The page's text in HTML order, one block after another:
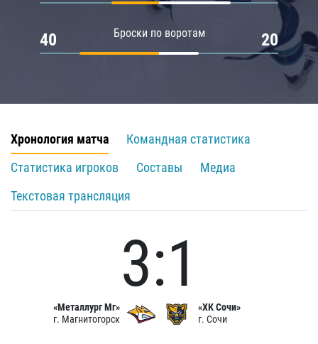
Броски по воротам
40 20
Хронология матча
Командная статистика
Статистика игроков
Составы
Медиа
Текстовая трансляция
«Металлург Мг»
г. Магнитогорск
3:1
«ХК Сочи»
г. Сочи